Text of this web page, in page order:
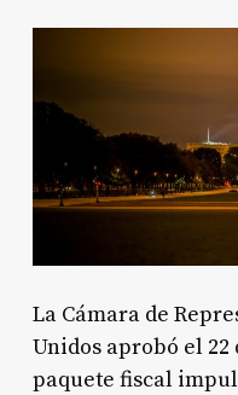
La Cámara de
Unidos aprobó el 22
paquete fiscal